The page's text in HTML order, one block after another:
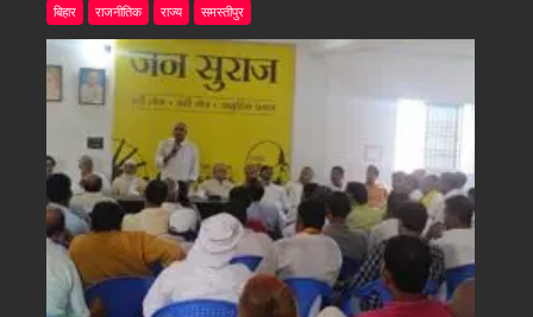
बिहार राजनीतिक राज्य समस्तीपुर